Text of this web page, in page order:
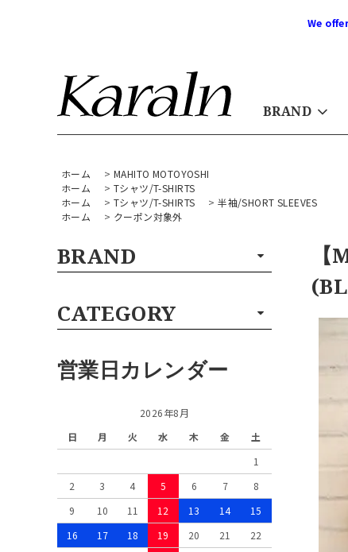
We
BRAND
ホーム > MAHITO MOTOYOSHI
ホーム
> Tシャツ/T-SHIRTS
ホーム
> Tシャツ/T-SHIRTS >半袖/SHORT SLEEVES
ホーム
> クーポン対象外
BRAND
CATEGORY
営業日カレンダー
2026年8月
日
月 火 水 木 金
土
1
2
3 4 5 6 7
8
9
10 11 12 13 14
15
16
17 18 19 20 21
22